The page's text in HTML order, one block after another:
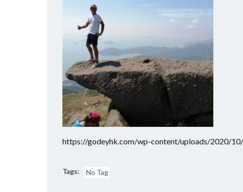
https://godeyhk.com/wp-content/uploads/2020/
Tags: No Tag